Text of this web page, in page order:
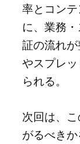
率とコン
に、業務
証の流れ
やスプレ
られる。
次回は、
がるべき